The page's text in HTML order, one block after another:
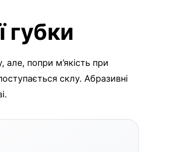
губки
але, попри м’якість при
склу. Абразивні